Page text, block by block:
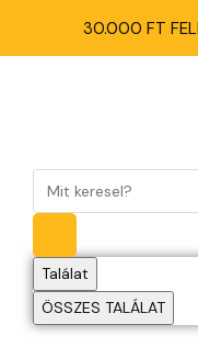
30.000 FT
Találat
ÖSSZES TALÁLAT